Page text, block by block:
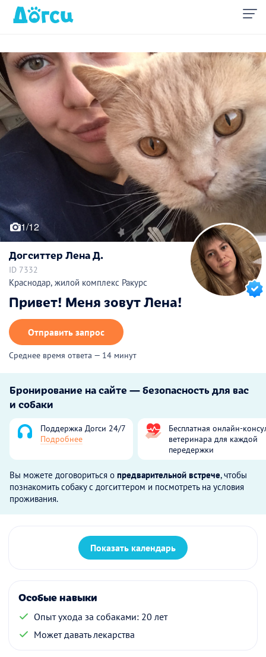
1/12
Догситтер Лена Д.
ID 7332
Краснодар, жилой комплекс Ракурс
Привет! Меня зовут Лена!
Отправить запрос
Среднее время ответа — 14 минут
Бронирование на сайте — безопасность для вас
и собаки
Поддержка Догси 24/7
Подробнее
Бесплатная онлайн-
ветеринара для каждой
передержки
Вы можете договориться о предварительной встрече, чтобы
познакомить собаку с догситтером и посмотреть на условия
проживания.
Показать календарь
Особые навыки
Опыт ухода за собаками: 20 лет
Может давать лекарства